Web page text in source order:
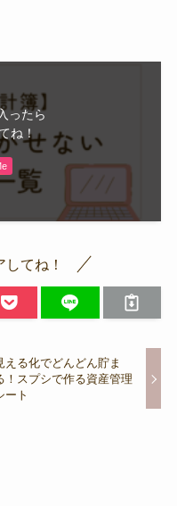
ったら
ね！
てね！
える化でどんどん貯ま
！スプシで作る資産管理
ート